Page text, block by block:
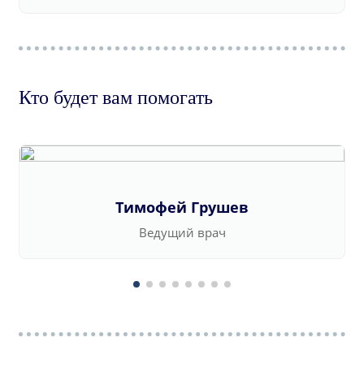
Кто будет вам помогать
Тимофей Грушев
Ведущий врач